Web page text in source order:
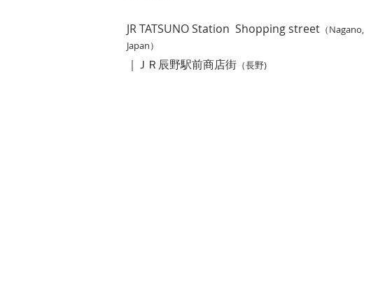
JR TATSUNO Station Shopping street​ （Nagano,
Japan）
｜Ｊ Ｒ辰野駅前商店街（長野)